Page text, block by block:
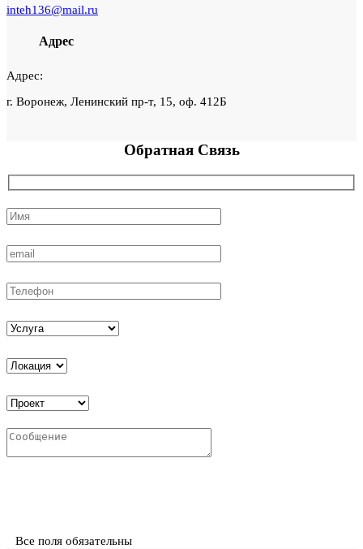
inteh136@mail.ru
Адрес
Адрес:
г. Воронеж, Ленинский пр-т, 15, оф. 412Б
Обратная Связь
Все поля обязательны